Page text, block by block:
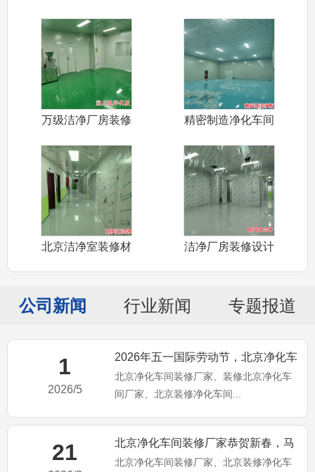
万级洁净厂房装修
精密制造净化车间
北京洁净室装修材
洁净厂房装修设计
公司新闻 行业新闻 专题报道
1
2026/5
2026年五一国际劳动节，北京净化车
间装修、净化板销售厂家
北京净化车间装修厂家、装修北京净化车
间厂家、北京装修净化车间...
21
北京净化车间装修厂家恭贺新春，马
年大吉
北京净化车间装修厂家、北京装修净化车